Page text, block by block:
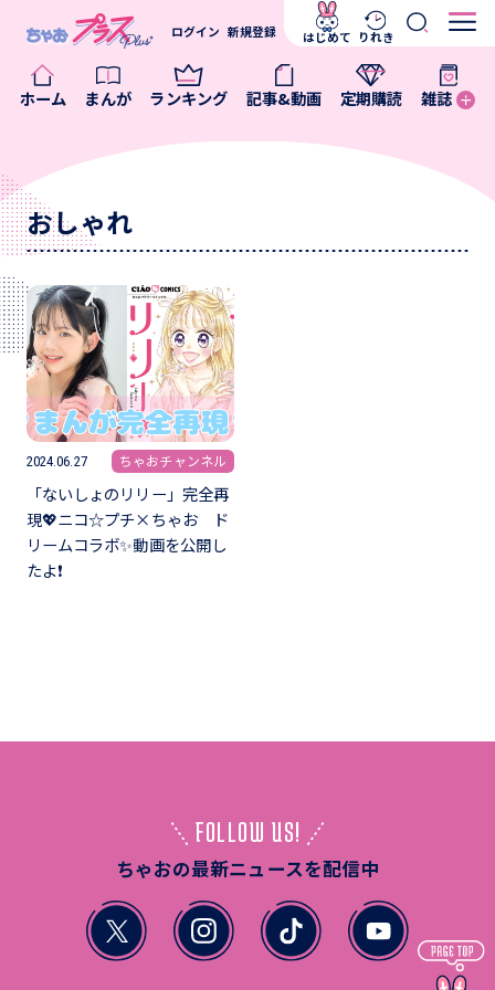
ホーム まんが ランキング 記事&動画 定期購読 雑誌
ログイン 新規登録 はじめて りれき
おしゃれ
2024.06.27 ちゃおチャンネル
「ないしょのリリー」完全再
現💖ニコ☆プチ×ちゃお ド
リームコラボ✨動画を公開し
たよ❗
FOLLOW US!
ちゃおの最新ニュースを配信中